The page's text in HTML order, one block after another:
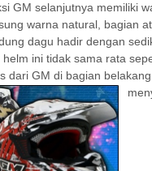
GM selanjutnya memiliki
warna natural, bagian
dagu hadir dengan
ini tidak sama rata
dari GM di bagian